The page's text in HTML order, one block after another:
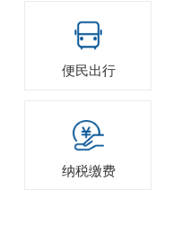
便民出行
纳税缴费